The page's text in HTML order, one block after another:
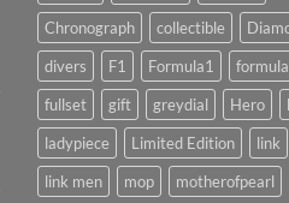
Chronograph
collectible
divers
F1 Formula1
fullset
gift greydial Hero
ladypiece
Limited Edition
link
link men
mop
motherofpearl